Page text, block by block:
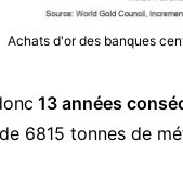
Achats d'or des banques
13 années
6815 tonnes de